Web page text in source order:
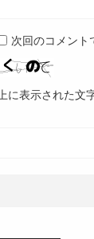
次回のコメント
上に表示された文